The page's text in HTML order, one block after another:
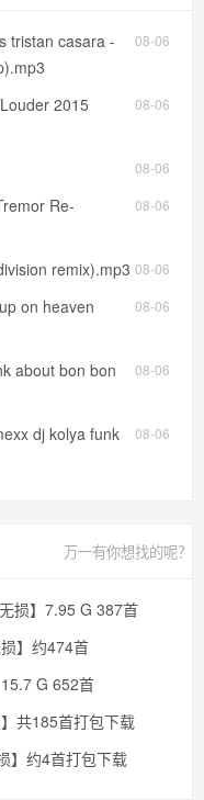
08-06
tristan casara -
08-06
2015
08-06
08-06
Re-
08-06
remix).mp3
08-06
on heaven
08-06
about bon bon
08-06
dj kolya funk
万一有你想找的呢？
损】7.95 G 387首
】约474首
G 652首
共185首打包下载
】约4首打包下载